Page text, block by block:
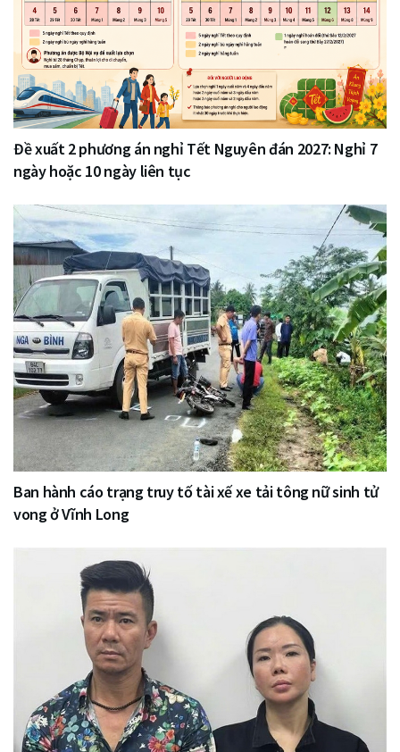
Đề xuất 2 phương án nghỉ Tết Nguyên đán 2027: Nghỉ 7
ngày hoặc 10 ngày liên tục
Ban hành cáo trạng truy tố tài xế xe tải tông nữ sinh tử
vong ở Vĩnh Long